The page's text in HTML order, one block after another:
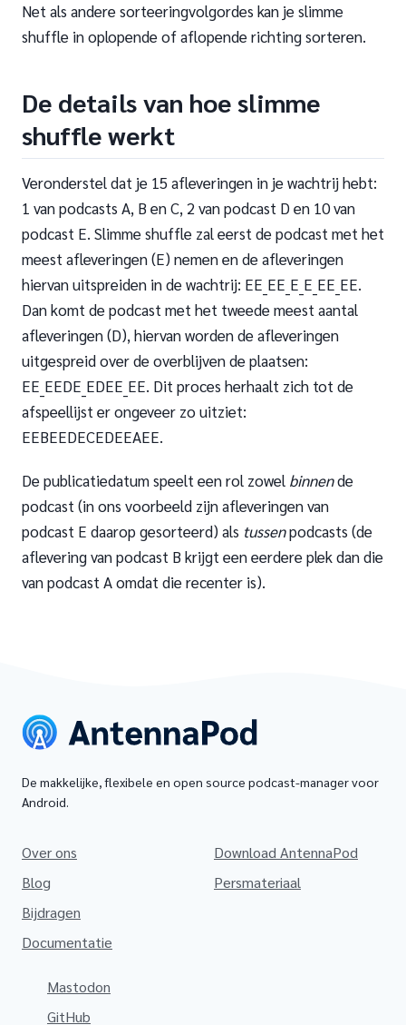
Net als andere sorteeringvolgordes kan je slimme
shuffle in oplopende of aflopende richting sorteren.
De details van hoe slimme
shuffle werkt
Veronderstel dat je 15 afleveringen in je wachtrij hebt:
1 van podcasts A, B en C, 2 van podcast D en 10 van
podcast E. Slimme shuffle zal eerst de podcast met het
meest afleveringen (E) nemen en de afleveringen
hiervan uitspreiden in de wachtrij: EE_EE_E_E_EE_EE.
Dan komt de podcast met het tweede meest aantal
afleveringen (D), hiervan worden de afleveringen
uitgespreid over de overblijven de plaatsen:
EE_EEDE_EDEE_EE. Dit proces herhaalt zich tot de
afspeellijst er ongeveer zo uitziet:
EEBEEDECEDEEAEE.
De publicatiedatum speelt een rol zowel binnende
podcast (in ons voorbeeld zijn afleveringen van
podcast E daarop gesorteerd) als tussenpodcasts (de
aflevering van podcast B krijgt een eerdere plek dan die
van podcast A omdat die recenter is).
De makkelijke, flexibele en open source podcast-manager voor
Android.
Over ons
Blog
Bijdragen
Documentatie
Download AntennaPod
Persmateriaal
Mastodon
GitHub